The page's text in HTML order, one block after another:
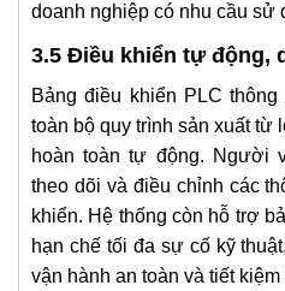
doanh nghiệp có nhu cầu sử
3.5 Điều khiển tự động,
Bảng điều khiển PLC
toàn bộ quy trình sản xuất từ
hoàn toàn tự động. Người
theo dõi và điều chỉnh các
khiển. Hệ thống còn hỗ trợ
hạn chế tối đa sự cố kỹ
vận hành an toàn và tiết